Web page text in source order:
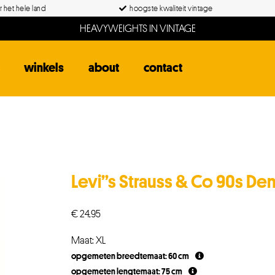
het hele land hoogste kwaliteit vintage
HEAVYWEIGHTS IN VINTAGE
winkels about contact
Levi”s Strauss & Co 90s
€24,95
Maat: XL
opgemeten breedtemaat: 60 cm
opgemeten lengtemaat: 75 cm